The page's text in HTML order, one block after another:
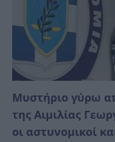
Mυστήριο γύρω
της Αιμιλίας
οι αστυνομικοί